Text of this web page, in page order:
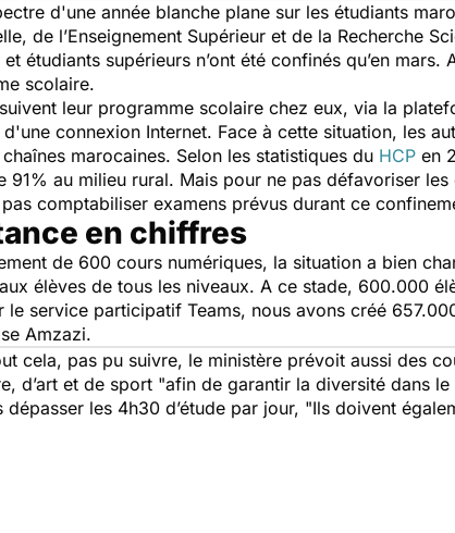
d'une année blanche plane sur les étudiants
de l’Enseignement Supérieur et de la Recherche
étudiants supérieurs n’ont été confinés qu’en
scolaire.
leur programme scolaire chez eux, via la
connexion Internet. Face à cette situation, les
marocaines. Selon les statistiques du HCP en
91% au milieu rural. Mais pour ne pas défavoriser
comptabiliser examens prévus durant ce
en chiffres
de 600 cours numériques, la situation a bien
élèves de tous les niveaux. A ce stade, 600.000
le service participatif Teams, nous avons créé
Amzazi.
cela, pas pu suivre, le ministère prévoit aussi des
d’art et de sport "afin de garantir la diversité dans le
les 4h30 d’étude par jour, "Ils doivent